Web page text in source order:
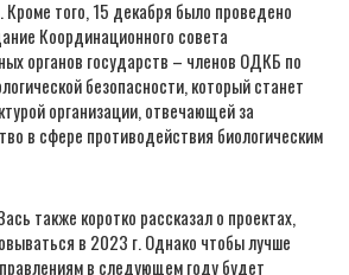
Кроме того, 15 декабря было проведено
Координационного совета
органов государств – членов ОДКБ по
безопасности, который станет
организации, отвечающей за
в сфере противодействия биологическим
также коротко рассказал о проектах,
в 2023 г. Однако чтобы лучше
в следующем году будет